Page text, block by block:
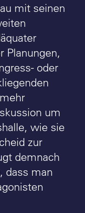
mit seinen
Planungen,
oder
um
wie sie
zur
demnach
dass man